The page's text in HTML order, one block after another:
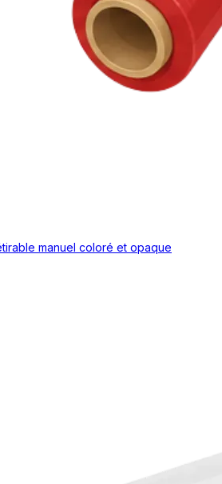
manuel coloré et opaque